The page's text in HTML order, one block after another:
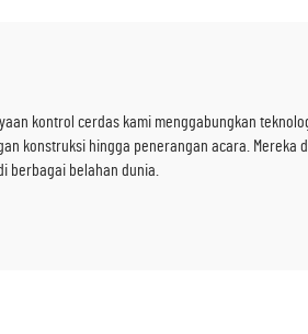
kontrol cerdas kami menggabungkan
konstruksi hingga penerangan acara.
berbagai belahan dunia.